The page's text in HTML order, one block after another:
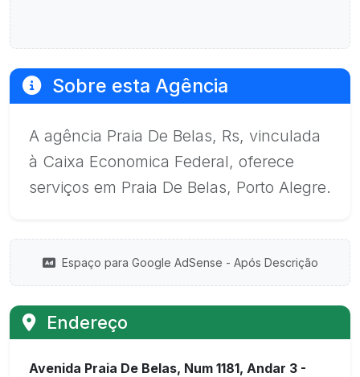
Sobre esta Agência
A agência Praia De Belas, Rs, vinculada
à Caixa Economica Federal, oferece
serviços em Praia De Belas, Porto Alegre.
Espaço para Google AdSense - Após Descrição
Endereço
Avenida Praia De Belas, Num 1181, Andar 3 -